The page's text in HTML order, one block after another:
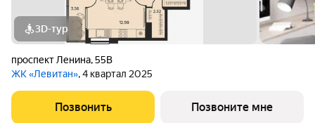
3D-тур
проспект Ленина,55В
ЖК «Левитан», 4 квартал 2025
Позвонить Позвоните мне